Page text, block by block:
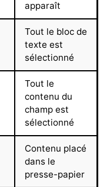
apparaît
Tout le bloc de
texte est
sélectionné
Tout le
contenu du
champ est
sélectionné
Contenu placé
dans le
presse-papier